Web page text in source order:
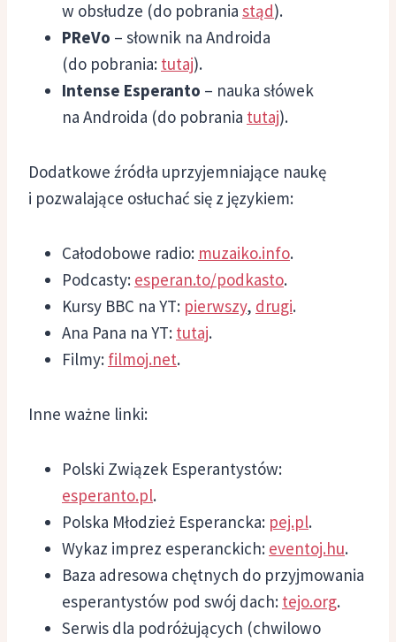
w obsłudze (do pobrania stąd).
PReVo – słownik na Androida
(do pobrania: tutaj).
Intense Esperanto – nauka słówek
na Androida (do pobrania tutaj).
Dodatkowe źródła uprzyjemniające naukę
i pozwalające osłuchać się z językiem:
Całodobowe radio: muzaiko.info.
Podcasty: esperan.to/podkasto.
Kursy BBC na YT: pierwszy, drugi.
Ana Pana na YT: tutaj.
Filmy: filmoj.net.
Inne ważne linki:
Polski Związek Esperantystów:
esperanto.pl.
Polska Młodzież Esperancka: pej.pl.
Wykaz imprez esperanckich: eventoj.hu.
Baza adresowa chętnych do przyjmowania
esperantystów pod swój dach: tejo.org.
Serwis dla podróżujących (chwilowo